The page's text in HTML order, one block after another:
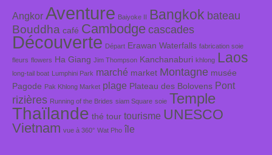
Angkor Aventure Baiyoke II Bangkok bateau
Bouddha café Cambodge cascades
Découverte Départ Erawan Waterfalls fabrication soie
fleurs flowers Ha Giang Jim Thompson Kanchanaburi khlong Laos
long-tail boat Lumphini Park marché market Montagne musée
Pagode Pak Khlong Market plage Plateau des Bolovens Pont
rizières Running of the Brides siam Square soie Temple
Thaïlande thé tour tourisme UNESCO
Vietnam vue à 360° Wat Pho île